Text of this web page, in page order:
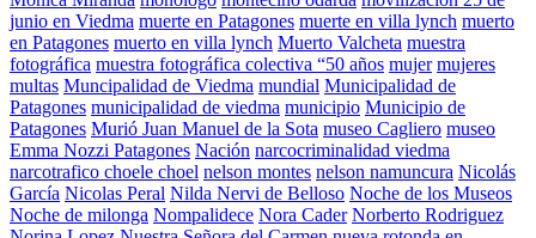
junio en Viedma muerte en Patagones muerte en villa lynch muerto
en Patagones muerto en villa lynch Muerto Valcheta muestra
fotográfica muestra fotográfica colectiva “50 años mujer mujeres
multas Muncipalidad de Viedma mundial Municipalidad de
Patagones municipalidad de viedma municipio Municipio de
Patagones Murió Juan Manuel de la Sota museo Cagliero museo
Emma Nozzi Patagones Nación narcocriminalidad viedma
narcotrafico choele choel nelson montes nelson namuncura Nicolás
García Nicolas Peral Nilda Nervi de Belloso Noche de los Museos
Noche de milonga Nompalidece Nora Cader Norberto Rodriguez